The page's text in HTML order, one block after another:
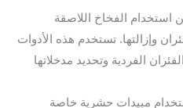
استخدام الفخاخ اللاصقة
وإزالتها. تستخدم هذه الأدوات
الفردية وتحديد مدخلاتها
مبيدات حشرية خاصة